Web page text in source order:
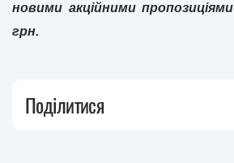
новими акційними
грн.
Поділитися